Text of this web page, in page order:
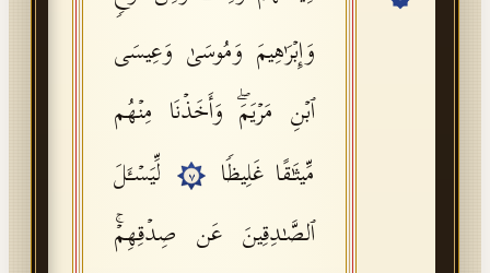
Tajweed Guide
Font Edition Tester
وَإِبۡرَ ٰ⁠هِیمَ وَمُوسَىٰ وَعِیسَى
ٱبۡنِ مَرۡیَمَۖ وَأَخَذۡنَا مِنۡهُم
مِّیثَـٰقًا غَلِیظࣰا
٧
لِّیَسۡـَٔلَ
ٱلصَّـٰدِقِینَ عَن صِدۡقِهِمۡۚ